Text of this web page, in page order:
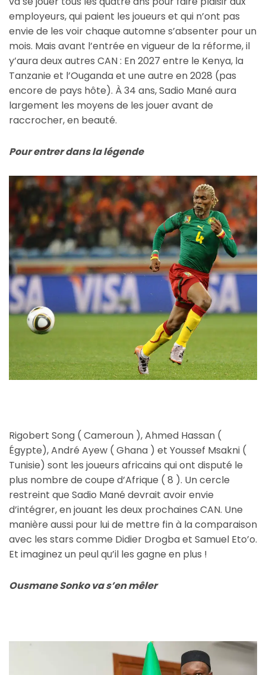
employeurs, qui paient les joueurs et qui n’ont pas
envie de les voir chaque automne s’absenter pour un
mois. Mais avant l’entrée en vigueur de la réforme, il
y’aura deux autres CAN : En 2027 entre le Kenya, la
Tanzanie et l’Ouganda et une autre en 2028 (pas
encore de pays hôte). À 34 ans, Sadio Mané aura
largement les moyens de les jouer avant de
raccrocher, en beauté.
Pour entrer dans la légende
Rigobert Song ( Cameroun ), Ahmed Hassan (
Égypte), André Ayew ( Ghana ) et Youssef Msakni (
Tunisie) sont les joueurs africains qui ont disputé le
plus nombre de coupe d’Afrique ( 8 ). Un cercle
restreint que Sadio Mané devrait avoir envie
d’intégrer, en jouant les deux prochaines CAN. Une
manière aussi pour lui de mettre fin à la comparaison
avec les stars comme Didier Drogba et Samuel Eto’o.
Et imaginez un peul qu’il les gagne en plus !
Ousmane Sonko va s’en mêler